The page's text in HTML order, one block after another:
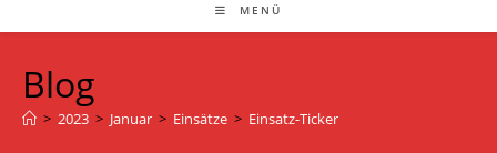
MENÜ
Blog
> 2023 > Januar > Einsätze > Einsatz-Ticker